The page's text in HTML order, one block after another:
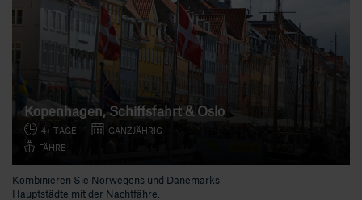
Kopenhagen, Schiffsfahrt & Oslo
4+ TAGE
GANZJÄHRIG
FÄHRE
Kombinieren Sie Norwegens und Dänemarks
Hauptstädte mit der Nachtfähre.